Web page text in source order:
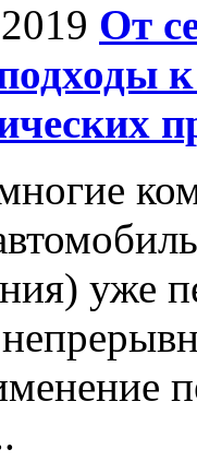
От
к
уже